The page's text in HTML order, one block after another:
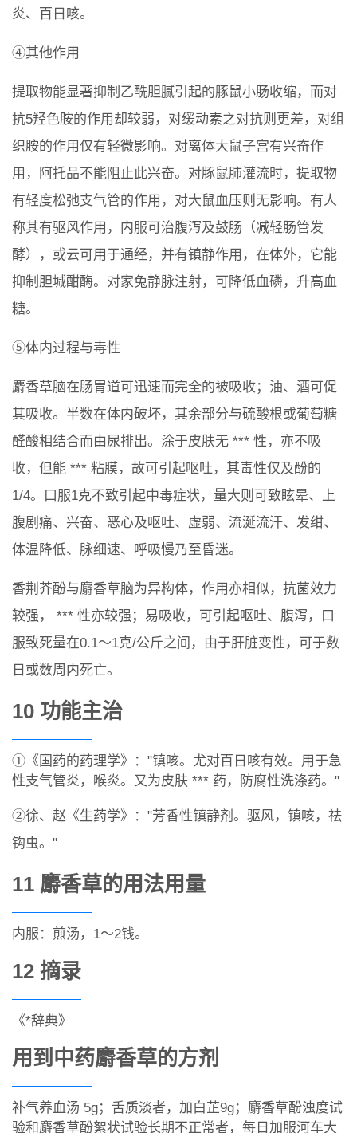
炎、百日咳。
④其他作用
提取物能显著抑制乙酰胆腻引起的豚鼠小肠收缩，而对
抗5羟色胺的作用却较弱，对缓动素之对抗则更差，对组
织胺的作用仅有轻微影响。对离体大鼠子宫有兴奋作
用，阿托品不能阻止此兴奋。对豚鼠肺灌流时，提取物
有轻度松弛支气管的作用，对大鼠血压则无影响。有人
称其有驱风作用，内服可治腹泻及鼓肠（减轻肠管发
酵），或云可用于通经，并有镇静作用，在体外，它能
抑制胆堿酣酶。对家兔静脉注射，可降低血磷，升高血
糖。
⑤体内过程与毒性
麝香草脑在肠胃道可迅速而完全的被吸收；油、酒可促
其吸收。半数在体内破坏，其余部分与硫酸根或葡萄糖
醛酸相结合而由尿排出。涂于皮肤无 *** 性，亦不吸
收，但能 *** 粘膜，故可引起呕吐，其毒性仅及酚的
1/4。口服1克不致引起中毒症状，量大则可致眩晕、上
腹剧痛、兴奋、恶心及呕吐、虚弱、流涎流汗、发绀、
体温降低、脉细速、呼吸慢乃至昏迷。
香荆芥酚与麝香草脑为异构体，作用亦相似，抗菌效力
较强， *** 性亦较强；易吸收，可引起呕吐、腹泻，口
服致死量在0.1～1克/公斤之间，由于肝脏变性，可于数
日或数周内死亡。
10 功能主治
①《国药的药理学》："镇咳。尤对百日咳有效。用于急
性支气管炎，喉炎。又为皮肤 *** 药，防腐性洗涤药。"
②徐、赵《生药学》："芳香性镇静剂。驱风，镇咳，祛
钩虫。"
11 麝香草的用法用量
内服：煎汤，1～2钱。
12 摘录
《*辞典》
用到中药麝香草的方剂
补气养血汤 5g；舌质淡者，加白芷9g；麝香草酚浊度试
验和麝香草酚絮状试验长期不正常者，每日加服河车大